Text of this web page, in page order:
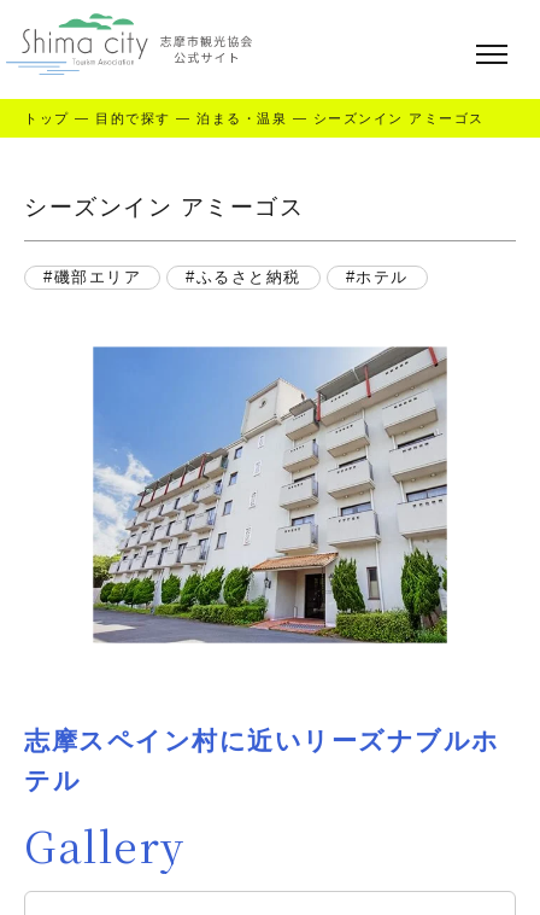
トップ — 目的で探す — 泊まる・温泉 — シーズンイン アミーゴス
シーズンイン アミーゴス
磯部エリア ふるさと納税 ホテル
志摩スペイン村に近いリーズナブルホ
テル
Gallery